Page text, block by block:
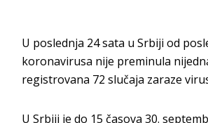
U poslednja 24 sata u Srbiji od
koronavirusa nije preminula
registrovana 72 slučaja zaraze
U Srbiji je do 15 časova 30.